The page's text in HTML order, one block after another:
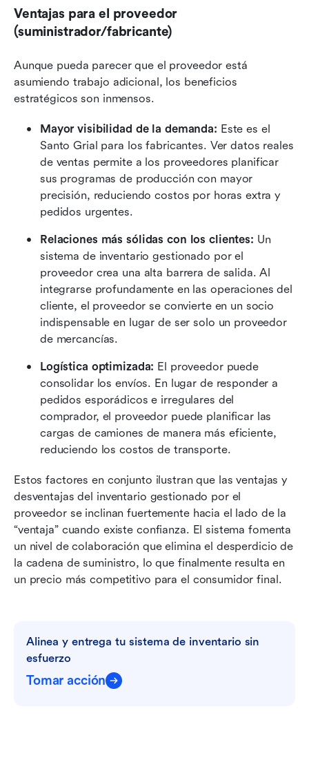
Ventajas para el proveedor
(suministrador/fabricante)
Aunque pueda parecer que el proveedor está
asumiendo trabajo adicional, los beneficios
estratégicos son inmensos.
Mayor visibilidad de la demanda: Este es el
Santo Grial para los fabricantes. Ver datos reales
de ventas permite a los proveedores planificar
sus programas de producción con mayor
precisión, reduciendo costos por horas extra y
pedidos urgentes.
Relaciones más sólidas con los clientes: Un
sistema de inventario gestionado por el
proveedor crea una alta barrera de salida. Al
integrarse profundamente en las operaciones del
cliente, el proveedor se convierte en un socio
indispensable en lugar de ser solo un proveedor
de mercancías.
Logística optimizada: El proveedor puede
consolidar los envíos. En lugar de responder a
pedidos esporádicos e irregulares del
comprador, el proveedor puede planificar las
cargas de camiones de manera más eficiente,
reduciendo los costos de transporte.
Estos factores en conjunto ilustran que las ventajas y
desventajas del inventario gestionado por el
proveedor se inclinan fuertemente hacia el lado de la
“ventaja” cuando existe confianza. El sistema fomenta
un nivel de colaboración que elimina el desperdicio de
la cadena de suministro, lo que finalmente resulta en
un precio más competitivo para el consumidor final.
Alinea y entrega tu sistema de inventario sin
esfuerzo
Tomar acción